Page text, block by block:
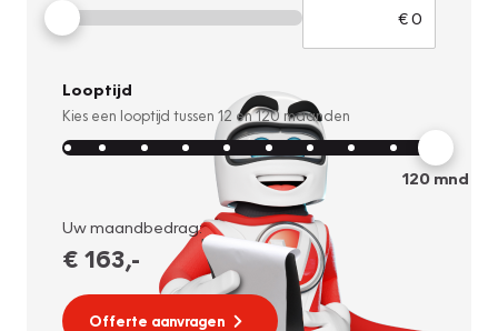
Looptijd
Kies een looptijd tussen 12 en120 maanden
120mnd
Uw maandbedrag:
€ 163,-
Offerte aanvragen